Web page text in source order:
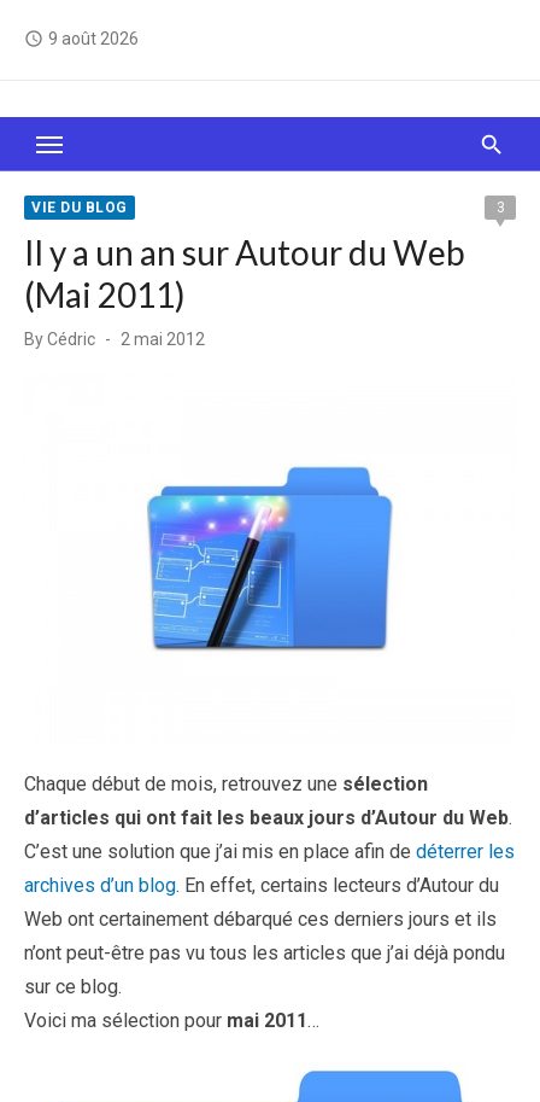
access_time 9 août 2026
Le Web, c'est comme une boîte de chocolats… On
sait jamais sur quoi on va tomber !
VIE DU BLOG 3
Il y a un an sur Autour du Web
(Mai 2011)
ByCédric
Posted
2 mai 2012
Chaque début de mois, retrouvez une sélection
d’articles qui ont fait les beaux jours d’Autour du Web.
C’est une solution que j’ai mis en place afin de déterrer les
archives d’un blog. En effet, certains lecteurs d’Autour du
Web ont certainement débarqué ces derniers jours et ils
n’ont peut-être pas vu tous les articles que j’ai déjà pondu
sur ce blog.
Voici ma sélection pour mai 2011…